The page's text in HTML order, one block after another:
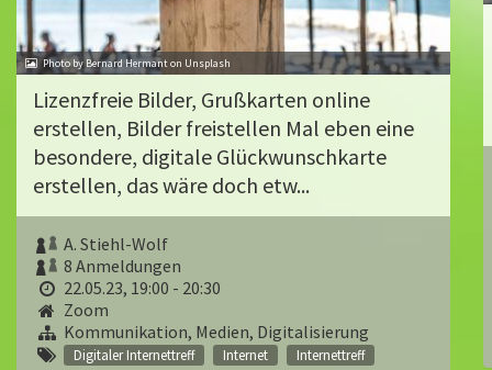
Photo by Bernard Hermant on Unsplash
Lizenzfreie Bilder, Grußkarten online
erstellen, Bilder freistellen Mal eben eine
besondere, digitale Glückwunschkarte
erstellen, das wäre doch etw...
A. Stiehl-Wolf
8 Anmeldungen
22.05.23, 19:00 - 20:30
Zoom
Kommunikation, Medien, Digitalisierung
Digitaler Internettreff Internet
Internettreff